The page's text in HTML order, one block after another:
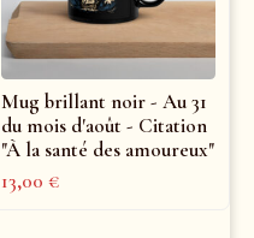
Mug brillant noir - Au 31
du mois d'août - Citation
"À la santé des amoureux"
13,00€